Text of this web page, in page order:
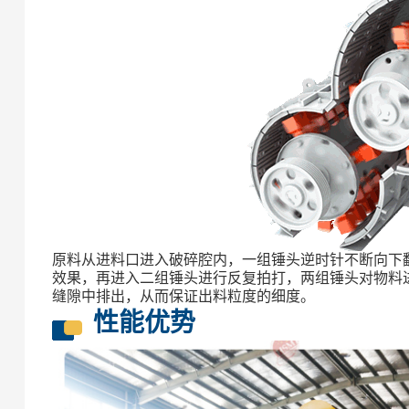
原料从进料口进入破碎腔内，一组锤头逆时针不断向
效果，再进入二组锤头进行反复拍打，两组锤头对物
缝隙中排出，从而保证出料粒度的细度。
性能优势